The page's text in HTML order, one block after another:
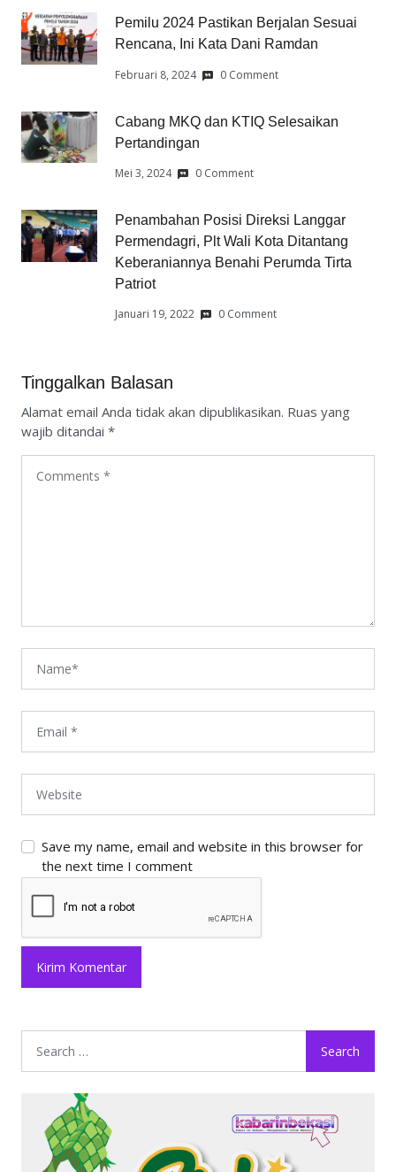
Pemilu 2024 Pastikan Berjalan Sesuai
Rencana, Ini Kata Dani Ramdan
Februari 8, 2024 0 Comment
Cabang MKQ dan KTIQ Selesaikan
Pertandingan
Mei 3, 2024 0 Comment
Penambahan Posisi Direksi Langgar
Permendagri, Plt Wali Kota Ditantang
Keberaniannya Benahi Perumda Tirta
Patriot
Januari 19, 2022 0 Comment
Tinggalkan Balasan
Alamat email Anda tidak akan dipublikasikan. Ruas yang
wajib ditandai *
Save my name, email and website in this browser for
the next time I comment